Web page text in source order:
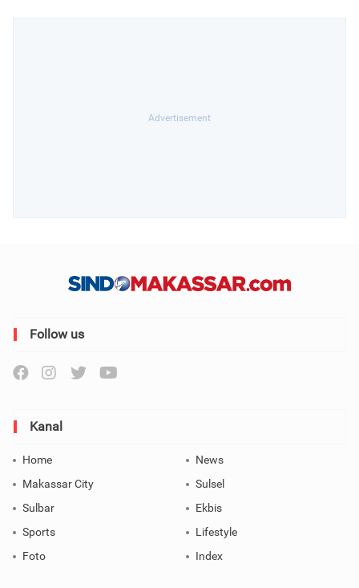
Follow us
Kanal
Home
News
Makassar City
Sulsel
Sulbar
Ekbis
Sports
Lifestyle
Foto
Index